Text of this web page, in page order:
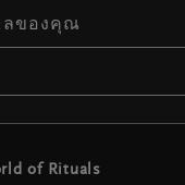
ลของคุณ
of Rituals